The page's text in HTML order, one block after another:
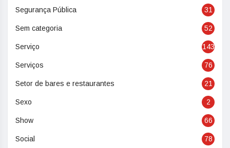
Segurança Pública 31
Sem categoria 52
Serviço 143
Serviços 76
Setor de bares e restaurantes 21
Sexo 2
Show 66
Social 78